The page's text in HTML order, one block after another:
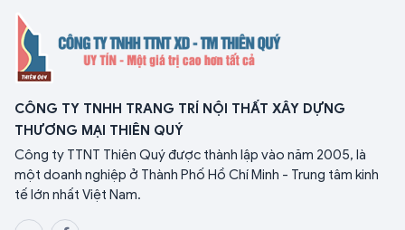
CÔNG TY TNHH TRANG TRÍ NỘI THẤT XÂY DỰNG
THƯƠNG MẠI THIÊN QUÝ
Công ty TTNT Thiên Quý được thành lập vào năm 2005, là
một doanh nghiệp ở Thành Phố Hồ Chí Minh - Trung tâm kinh
tế lớn nhất Việt Nam.